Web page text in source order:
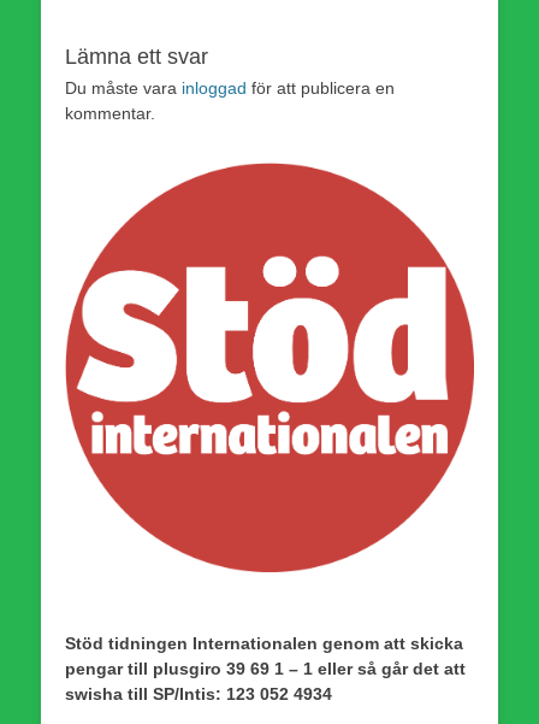
Lämna ett svar
Du måste vara inloggad för att publicera en
kommentar.
Stöd tidningen Internationalen genom att skicka
pengar till plusgiro 39 69 1 – 1 eller så går det att
swisha till SP/Intis: 123 052 4934